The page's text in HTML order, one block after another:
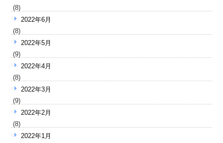
(8)
2022年6月
(8)
2022年5月
(9)
2022年4月
(8)
2022年3月
(9)
2022年2月
(8)
2022年1月